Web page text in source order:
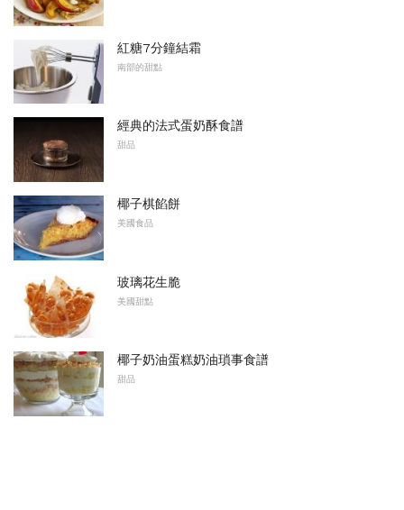
紅糖7分鐘結霜
南部的甜點
經典的法式蛋奶酥食譜
甜品
椰子棋餡餅
美國食品
玻璃花生脆
美國甜點
椰子奶油蛋糕奶油瑣事食譜
甜品